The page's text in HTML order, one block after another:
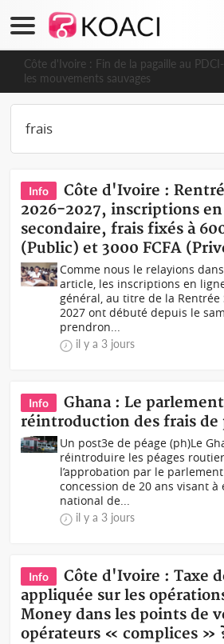
Côte d'Ivoire : Fin de la pagaille au PDCI-
les mouvements sauvages
Info
Côte d'Ivoire :
2026-2027, inscriptions
secondaire, frais fixés à
(Public) et 3000 FCFA
Comme nous le relayions
article, les inscriptions en
général, au titre de la Rentrée
2027 ont débuté depuis le
prendron...
il y a 3 jours
Info
Ghana : Le
réintroduction des frais de
Un post3e de péage (ph)Le
réintroduire les péages
l’approbation par le
concession de 20 ans visant
national de...
il y a 3 jours
Info
Côte d'Ivoire : Taxe
appliquée sur les
Money dans les points de
opérateurs « complices »